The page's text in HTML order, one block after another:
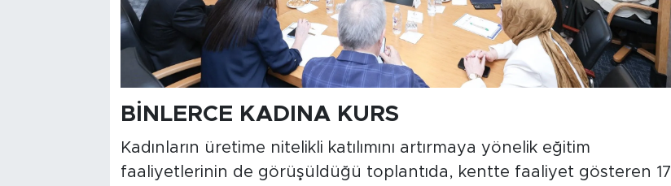
BİNLERCE KADINA KURS
Kadınların üretime nitelikli katılımını artırmaya yönelik eğitim
faaliyetlerinin de görüşüldüğü toplantıda, kentte faaliyet gösteren 17